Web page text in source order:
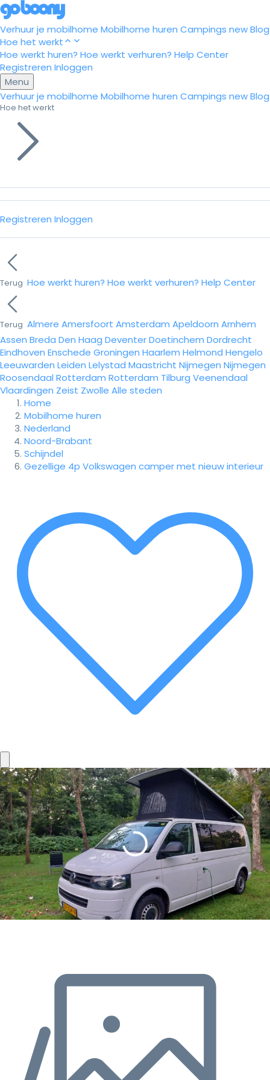
Verhuur je mobilhome Mobilhome huren Campings newBlog
Hoe het werkt
Hoe werkt huren? Hoe werkt verhuren? Help Center
Registreren Inloggen
Menu
Verhuur je mobilhome Mobilhome huren Campings newBlog
Hoe het werkt
Registreren Inloggen
Terug Hoe werkt huren? Hoe werkt verhuren? Help Center
Terug Almere Amersfoort Amsterdam Apeldoorn Arnhem
Assen Breda Den Haag DeventerDoetinchem Dordrecht
Eindhoven Enschede Groningen Haarlem Helmond Hengelo
Leeuwarden Leiden Lelystad Maastricht Nijmegen Nijmegen
Roosendaal Rotterdam Rotterdam Tilburg Veenendaal
Vlaardingen Zeist Zwolle Alle steden
Home
Mobilhome huren
Nederland
Noord-Brabant
Schijndel
Gezellige 4p Volkswagen camper met nieuw interieur